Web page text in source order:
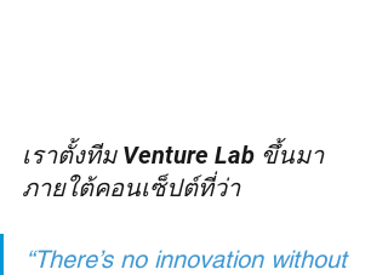
เราตั้งทีม Venture Lab ขึ้นมา
ภายใต้คอนเซ็ปต์ที่ว่า
“There’s no innovation without